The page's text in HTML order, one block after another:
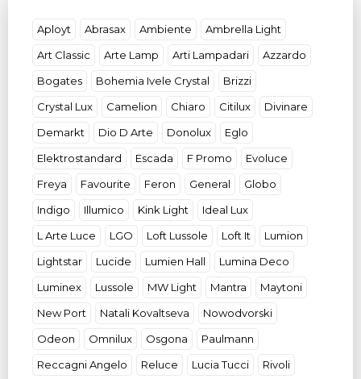
Количество плафонов
Бренд
Aployt Abrasax Ambiente
Ambrella Light
Art Classic
Arte Lamp Arti Lampadari
Azzardo
Bogates
Bohemia Ivele Crystal
Brizzi
Crystal Lux
Camelion Chiaro Citilux
Divinare
Demarkt
Dio D Arte Donolux
Eglo
Elektrostandard
Escada F Promo
Evoluce
Freya
Favourite Feron General
Globo
Indigo
Illumico Kink Light
Ideal Lux
L Arte Luce
LGO Loft Lussole Loft It
Lumion
Lightstar
Lucide Lumien Hall
Lumina Deco
Luminex
Lussole MW Light Mantra
Maytoni
New Port
Natali Kovaltseva
Nowodvorski
Odeon
Omnilux Osgona
Paulmann
Reccagni Angelo
Reluce Lucia Tucci
Rivoli